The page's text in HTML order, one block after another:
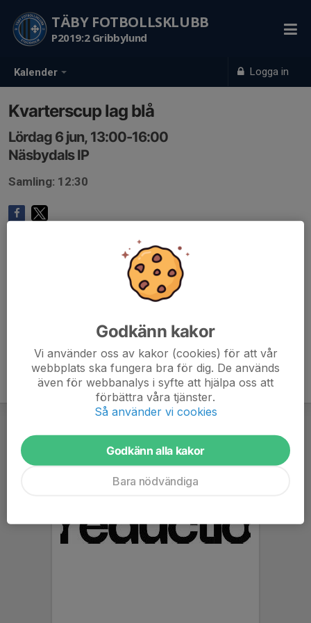
Kalender Logga in
TÄBY FOTBOLLSKLUBB
P2019:2 Gribbylund
Kvarterscup lag blå
Lördag 6 jun, 13:00-16:00
Näsbydals IP
Samling: 12:30
Godkänn kakor
Vi använder oss av kakor (cookies) för att vår
webbplats ska fungera bra för dig. De används
även för webbanalys i syfte att hjälpa oss att
förbättra våra tjänster.
Så använder vi cookies
Godkänn alla kakor
Bara nödvändiga